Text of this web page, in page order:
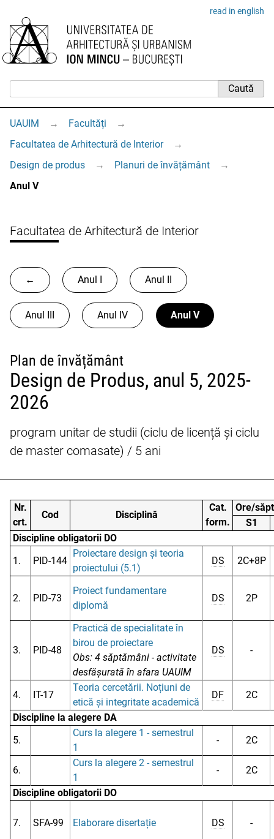
read in english
UAUIM → Facultăți
→
Facultatea de Arhitectură de Interior
→
Design de produs
→ Planuri de învățământ
→
Anul V
Facultatea de Arhitectură de Interior
← Anul I Anul II
Anul III Anul IV Anul V
Plan de învățământ
Design de Produs, anul 5, 2025-
2026
program unitar de studii (ciclu de licență și ciclu
de master comasate) / 5 ani
Nr.
crt.
Cod Disciplină
Cat.
form.
Ore/
S1
Discipline obligatorii DO
1.
PID-144
Proiectare design și teoria
proiectului (5.1)
DS 2C+8P
2. PID-73
Proiect fundamentare
diplomă
DS 2P
3. PID-48
Practică de specialitate în
birou de proiectare
Obs: 4 săptămâni - activitate
desfășurată în afara UAUIM
DS -
4. IT-17
Teoria cercetării. Noțiuni de
etică și integritate academică
DF
2C
Discipline la alegere DA
5.
Curs la alegere 1 - semestrul
1
- 2C
6.
Curs la alegere 2 - semestrul
1
-
2C
Discipline obligatorii DO
7. SFA-99 Elaborare disertație DS -